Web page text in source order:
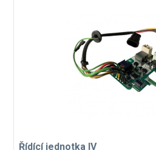
Řídící jednotka IV